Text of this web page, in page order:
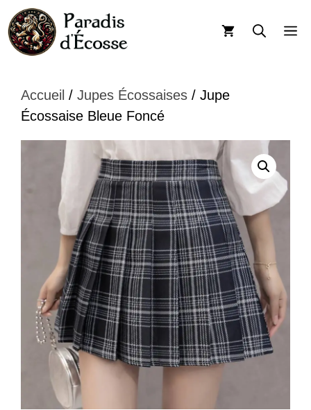
Aller
au
contenu
Accueil / Jupes Écossaises / Jupe
Écossaise Bleue Foncé